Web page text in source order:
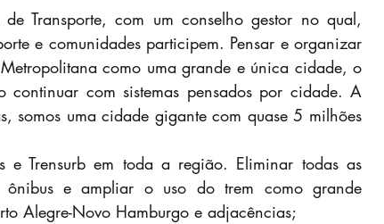
Transporte, com um conselho gestor no qual,
e comunidades participem. Pensar e organizar
como uma grande e única cidade, o
com sistemas pensados por cidade. A
somos uma cidade gigante com quase 5 milhões
Trensurb em toda a região. Eliminar todas as
ônibus e ampliar o uso do trem como grande
Alegre-Novo Hamburgo e adjacências;